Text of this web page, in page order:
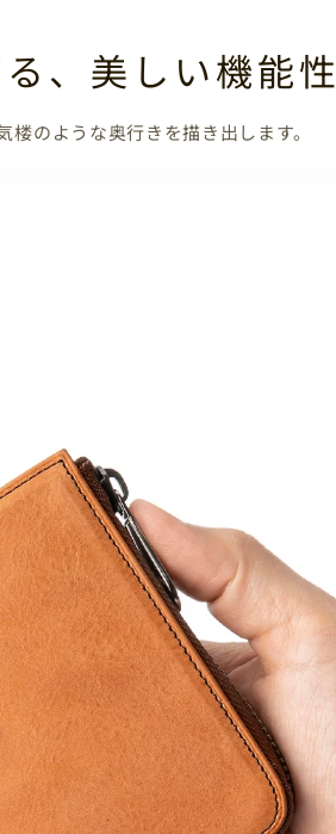
、美しい機能性
のような奥行きを描き出します。